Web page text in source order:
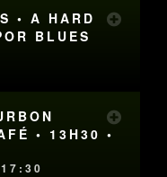
• A HARD
BLUES
• 13H30 •